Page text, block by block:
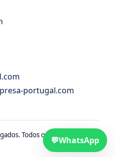
portugal.com
Todos os direitos
💬WhatsApp